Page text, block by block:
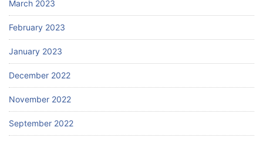
March 2023
February 2023
January 2023
December 2022
November 2022
September 2022